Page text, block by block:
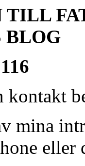
BLOG
kontakt
mina
eller